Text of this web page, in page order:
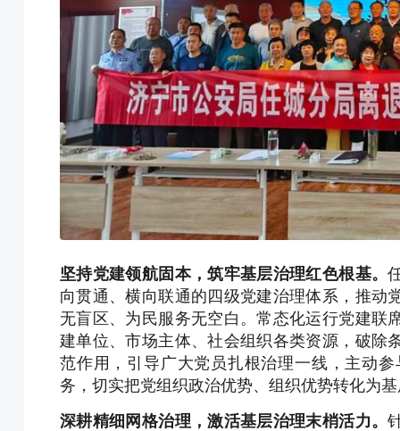
坚持党建领航固本，筑牢基层治理红色根基。
向贯通、横向联通的四级党建治理体系，推动
无盲区、为民服务无空白。常态化运行党建联
建单位、市场主体、社会组织各类资源，破除
范作用，引导广大党员扎根治理一线，主动
务，切实把党组织政治优势、组织优势转化为
深耕精细网格治理，激活基层治理末梢活力。